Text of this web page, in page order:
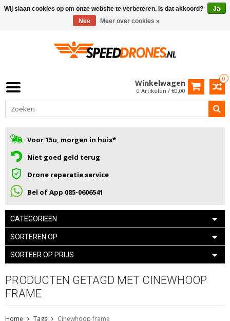
0
Winkelwagen
0 Artikelen / €0,00
Voor 15u, morgen in huis*
Niet goed geld terug
Drone reparatie service
Bel of App 085-0606541
CATEGORIEËN
SORTEREN OP
SORTEER OP PRIJS
PRODUCTEN GETAGD MET CINEWHOOP
FRAME
Home Tags Cinewhoop frame
Wij slaan cookies op om onze website te verbeteren. Is dat akkoord?
Ja
Nee
Meer over cookies »